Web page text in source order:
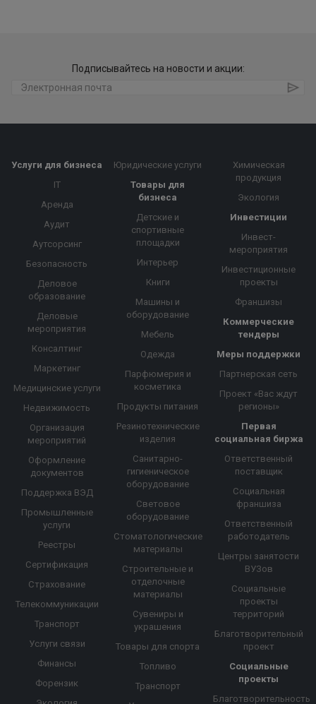
Подписывайтесь на новости и акции:
Услуги для бизнеса
IT
Аренда
Аудит
Аутсорсинг
Безопасность
Деловое
образование
Деловые
мероприятия
Консалтинг
Маркетинг
Медицинские услуги
Недвижимость
Организация
мероприятий
Оформление
документов
Поддержка ВЭД
Промышленные
услуги
Реестры
Сертификация
Страхование
Телекоммуникации
Транспорт
Услуги связи
Финансы
Форензик
Юридические услуги
Товары для
бизнеса
Детские и
спортивные
площадки
Интерьер
Книги
Машины и
оборудование
Мебель
Одежда
Парфюмерия и
косметика
Продукты питания
Резинотехнические
изделия
Санитарно-
гигиеническое
оборудование
Световое
оборудование
Стоматологические
материалы
Строительные и
отделочные
материалы
Сувениры и
украшения
Товары для спорта
Топливо
Транспорт
Химическая
продукция
Экология
Инвестиции
Инвест-
мероприятия
Инвестиционные
проекты
Франшизы
Коммерческие
тендеры
Меры поддержки
Партнерская сеть
Проект «Вас ждут
регионы»
Первая
социальная биржа
Ответственный
поставщик
Социальная
франшиза
Ответственный
работодатель
Центры занятости
ВУЗов
Социальные
проекты
территорий
Благотворительный
проект
Социальные
проекты
Благотворительность